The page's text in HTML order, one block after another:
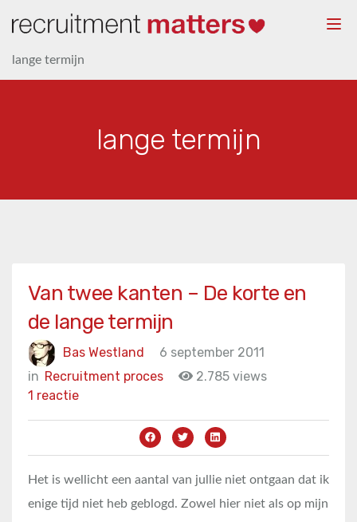
lange termijn
lange termijn
Van twee kanten – De korte en
de lange termijn
Bas Westland
6 september 2011
in Recruitment proces
2.785 views
1 reactie
Het is wellicht een aantal van jullie niet ontgaan dat ik
enige tijd niet heb geblogd. Zowel hier niet als op mijn